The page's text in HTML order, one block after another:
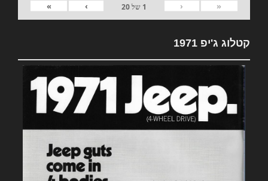
«
‹
1 של20
›
»
קטלוג ג'יפ 1971